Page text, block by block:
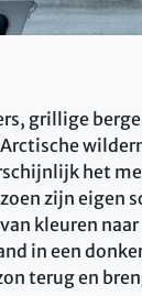
grillige
het
zijn eigen
kleuren
in een
terug en